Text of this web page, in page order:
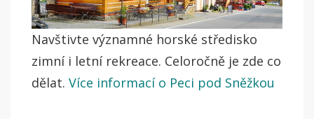
Navštivte významné horské středisko
zimní i letní rekreace. Celoročně je zde co
dělat. Více informací o Peci pod Sněžkou